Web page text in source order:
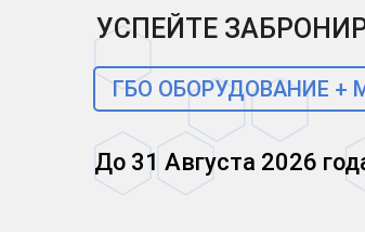
УСПЕЙТЕ
ГБО ОБОРУДОВАНИЕ
До 31 Августа 2026